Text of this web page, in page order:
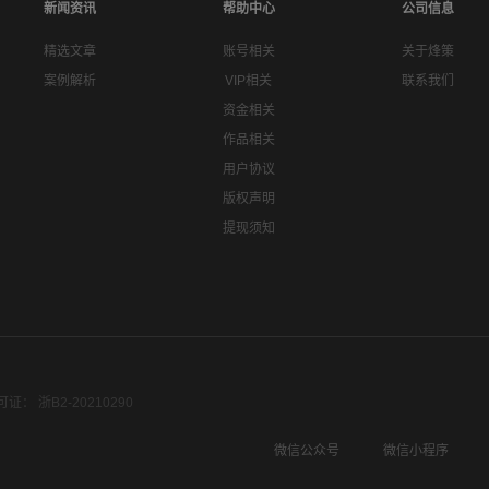
新闻资讯
精选文章
案例解析
帮助中心
账号相关
VIP相关
资金相关
作品相关
用户协议
版权声明
提现须知
公司信息
关于烽策
联系我们
证： 浙B2-20210290
微信公众号
微信小程序